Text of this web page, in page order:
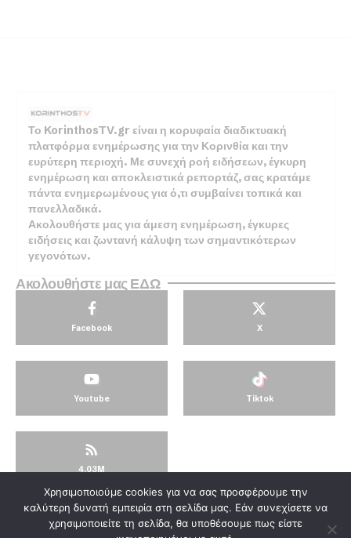
Το KorinthosTV.gr είναι η κορυφαία διαδικτυακή
πλατφόρμα ενημέρωσης για την Κορινθία και την
ευρύτερη περιοχή. Με συνεχή ροή ειδήσεων, έγκυρη
ενημέρωση και αποκλειστικά ρεπορτάζ, σας κρατάμε
πάντα ενημερωμένους για ό,τι συμβαίνει τοπικά και
πανελλαδικά.
Ακολουθήστε μας για άμεση ενημέρωση, έγκυρες
ειδήσεις και ζωντανή κάλυψη των σημαντικότερων
γεγονότων.
Ακολουθήστε μας ΕΔΩ
Facebook X
Youtube Tiktok
4.03M
© KorinthosTV @2025
Χρησιμοποιούμε cookies για να σας προσφέρουμε την
καλύτερη δυνατή εμπειρία στη σελίδα μας. Εάν συνεχίσετε να
χρησιμοποιείτε τη σελίδα, θα υποθέσουμε πως είστε